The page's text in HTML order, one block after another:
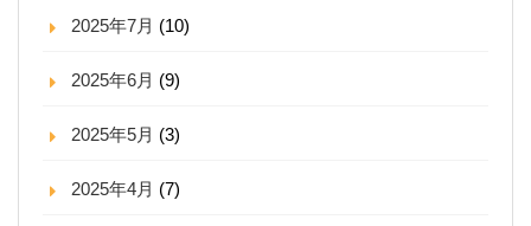
2025年7月 (10)
2025年6月 (9)
2025年5月 (3)
2025年4月 (7)